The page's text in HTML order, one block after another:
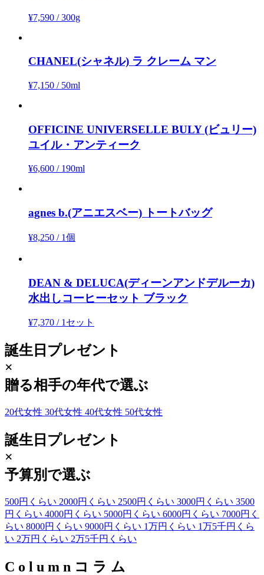
¥7,590 /300g
CHANEL(シャネル) ラ クレーム マン
¥7,150 / 50ml
OFFICINE UNIVERSELLE BULY (ビュリー)
ユイル・アンティーク
¥6,600 / 190ml
agnes b.(アニエスベー) トートバッグ
¥8,250 / 1個
DEAN & DELUCA(ディーンアンドデルーカ)
水出しコーヒーセット ブラック
¥7,370 / 1セット
誕生日プレゼント
×
贈る相手の年代で選ぶ
20代女性 30代女性 40代女性 50代女性
誕生日プレゼント
×
予算別で選ぶ
500円くらい 2000円くらい 2500円くらい 3000円くらい 3500
円くらい 4000円くらい 5000円くらい 6000円くらい 7000円く
らい 8000円くらい 9000円くらい 1万円くらい 1万5千円くら
い 2万円くらい 2万5千円くらい
C o l u m n コ ラ ム